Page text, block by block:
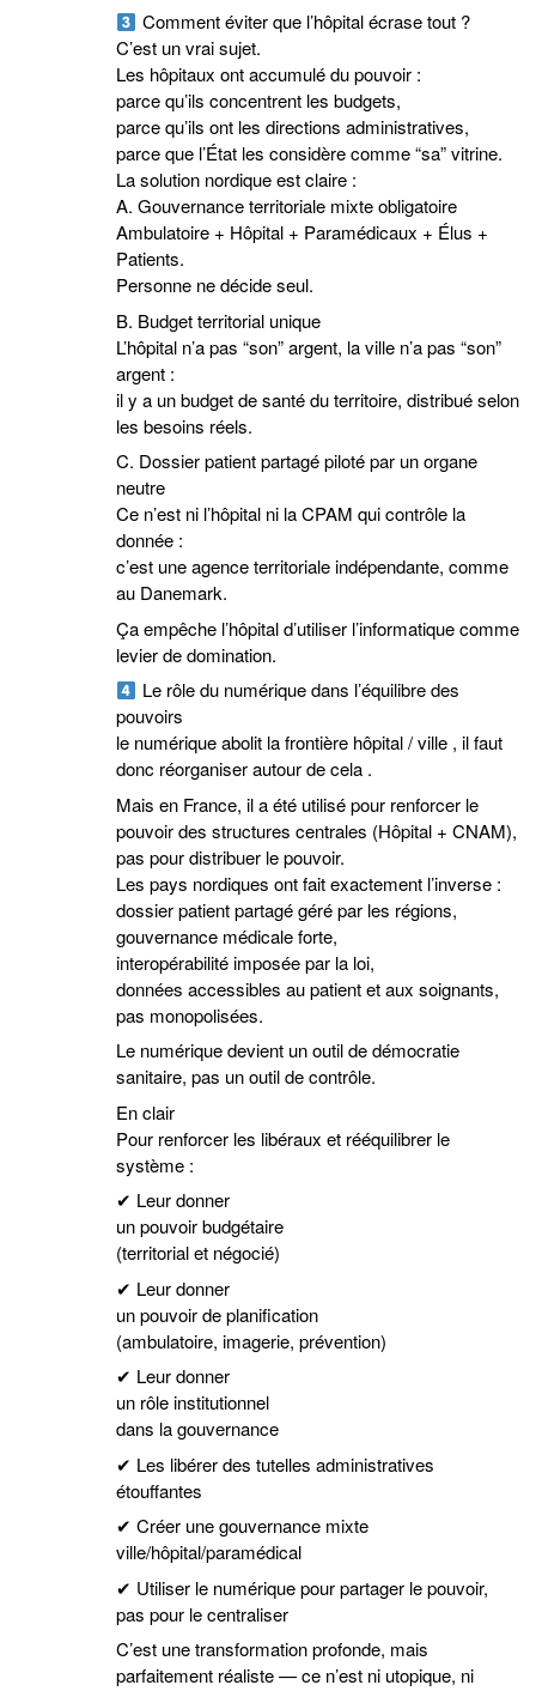
Comment éviter que l’hôpital écrase tout ?
C’est un vrai sujet.
Les hôpitaux ont accumulé du pouvoir :
parce qu’ils concentrent les budgets,
parce qu’ils ont les directions administratives,
parce que l’État les considère comme “sa” vitrine.
La solution nordique est claire :
A. Gouvernance territoriale mixte obligatoire
Ambulatoire + Hôpital + Paramédicaux + Élus +
Patients.
Personne ne décide seul.
B. Budget territorial unique
L’hôpital n’a pas “son” argent, la ville n’a pas “son”
argent :
il y a un budget de santé du territoire, distribué selon
les besoins réels.
C. Dossier patient partagé piloté par un organe
neutre
Ce n’est ni l’hôpital ni la CPAM qui contrôle la
donnée :
c’est une agence territoriale indépendante, comme
au Danemark.
Ça empêche l’hôpital d’utiliser l’informatique comme
levier de domination.
Le rôle du numérique dans l’équilibre des
pouvoirs
le numérique abolit la frontière hôpital / ville , il faut
donc réorganiser autour de cela .
Mais en France, il a été utilisé pour renforcer le
pouvoir des structures centrales (Hôpital + CNAM),
pas pour distribuer le pouvoir.
Les pays nordiques ont fait exactement l’inverse :
dossier patient partagé géré par les régions,
gouvernance médicale forte,
interopérabilité imposée par la loi,
données accessibles au patient et aux soignants,
pas monopolisées.
Le numérique devient un outil de démocratie
sanitaire, pas un outil de contrôle.
En clair
Pour renforcer les libéraux et rééquilibrer le
système :
✔ Leur donner
un pouvoir budgétaire
(territorial et négocié)
✔ Leur donner
un pouvoir de planification
(ambulatoire, imagerie, prévention)
✔ Leur donner
un rôle institutionnel
dans la gouvernance
✔ Les libérer des tutelles administratives
étouffantes
✔ Créer une gouvernance mixte
ville/hôpital/paramédical
✔ Utiliser le numérique pour partager le pouvoir,
pas pour le centraliser
C’est une transformation profonde, mais
parfaitement réaliste — ce n’est ni utopique, ni